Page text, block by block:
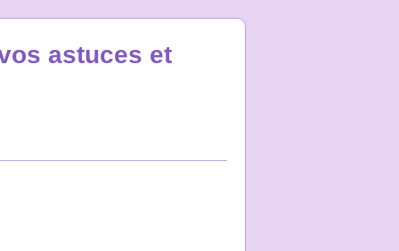
astuces et